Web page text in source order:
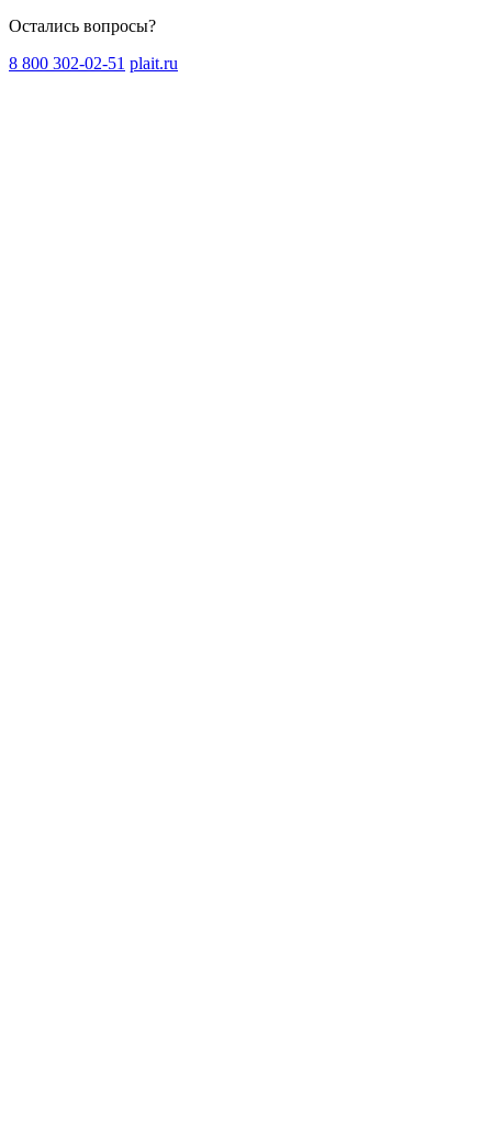
Остались вопросы?
8 800 302-02-51 plait.ru